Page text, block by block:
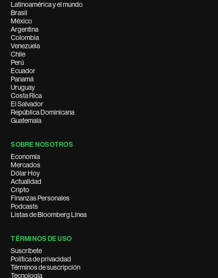
Latinoamérica y el mundo
Brasil
México
Argentina
Colombia
Venezuela
Chile
Perú
Ecuador
Panamá
Uruguay
Costa Rica
El Salvador
República Dominicana
Guatemala
SOBRE NOSOTROS
Economía
Mercados
Dólar Hoy
Actualidad
Cripto
Finanzas Personales
Podcasts
Listas de Bloomberg Línea
TÉRMINOS DE USO
Suscríbete
Política de privacidad
Términos de suscripción
Tecnología